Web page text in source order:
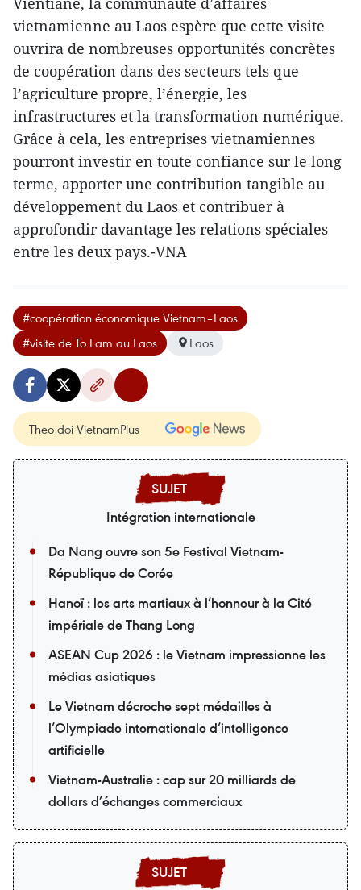
vietnamienne au Laos espère que cette visite
ouvrira de nombreuses opportunités concrètes
de coopération dans des secteurs tels que
l’agriculture propre, l’énergie, les
infrastructures et la transformation numérique.
Grâce à cela, les entreprises vietnamiennes
pourront investir en toute confiance sur le long
terme, apporter une contribution tangible au
développement du Laos et contribuer à
approfondir davantage les relations spéciales
entre les deux pays.-VNA
#coopération économique Vietnam–Laos
#visite de To Lam au Laos
Laos
Theo dõi VietnamPlus
Intégration internationale
Da Nang ouvre son 5e Festival Vietnam-
République de Corée
Hanoï : les arts martiaux à l’honneur à la Cité
impériale de Thang Long
ASEAN Cup 2026 : le Vietnam impressionne les
médias asiatiques
Le Vietnam décroche sept médailles à
l’Olympiade internationale d’intelligence
artificielle
Vietnam-Australie : cap sur 20 milliards de
dollars d’échanges commerciaux